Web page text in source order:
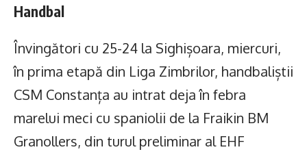
Handbal
Învingători cu 25-24 la Sighișoara, miercuri,
în prima etapă din Liga Zimbrilor, handbaliștii
CSM Constanța au intrat deja în febra
marelui meci cu spaniolii de la Fraikin BM
Granollers, din turul preliminar al EHF